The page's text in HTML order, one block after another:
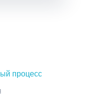
процесс